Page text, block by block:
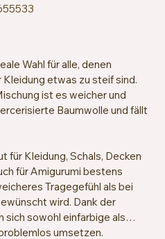
Wahl für alle, denen
etwas zu steif sind.
ist es weicher und
Baumwolle und fällt
für Kleidung, Schals, Decken
für Amigurumi bestens
Tragegefühl als bei
wird. Dank der
sich sowohl einfarbige als
umsetzen.